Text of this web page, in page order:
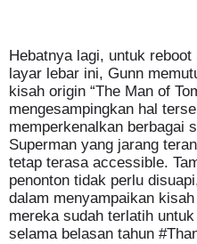
Hebatnya lagi, untuk
layar lebar ini, Gunn
kisah origin “The Man of
mengesampingkan hal
memperkenalkan berbagai
Superman yang jarang
tetap terasa accessible.
penonton tidak perlu
dalam menyampaikan
mereka sudah terlatih
selama belasan tahun